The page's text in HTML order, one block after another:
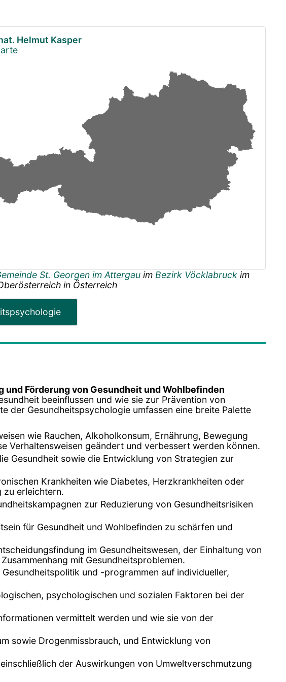
Helmut Kasper
St. Georgen im Attergau im Bezirk Vöcklabruck im
in Österreich
und Förderung von Gesundheit und Wohlbefinden
beeinflussen und wie sie zur Prävention von
der Gesundheitspsychologie umfassen eine breite Palette
wie Rauchen, Alkoholkonsum, Ernährung, Bewegung
Verhaltensweisen geändert und verbessert werden können.
Gesundheit sowie die Entwicklung von Strategien zur
Krankheiten wie Diabetes, Herzkrankheiten oder
zu erleichtern.
zur Reduzierung von Gesundheitsrisiken
für Gesundheit und Wohlbefinden zu schärfen und
im Gesundheitswesen, der Einhaltung von
mit Gesundheitsproblemen.
und -programmen auf individueller,
psychologischen und sozialen Faktoren bei der
vermittelt werden und wie sie von der
sowie Drogenmissbrauch, und Entwicklung von
der Auswirkungen von Umweltverschmutzung